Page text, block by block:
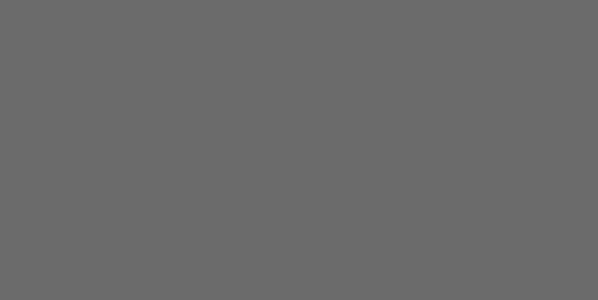
Top service op tijd brengen en ook op